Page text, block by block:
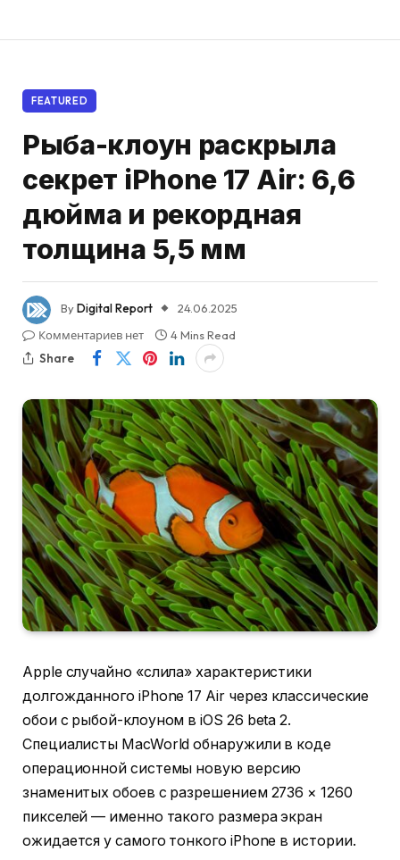
FEATURED
Рыба-клоун раскрыла
секрет iPhone 17 Air: 6,6
дюйма и рекордная
толщина 5,5 мм
ByDigital Report
24.06.2025
Комментариев нет
4 Mins Read
Share
Apple случайно «слила» характеристики
долгожданного iPhone 17 Air через классические
обои с рыбой-клоуном в iOS 26 beta 2.
Специалисты MacWorld обнаружили в коде
операционной системы новую версию
знаменитых обоев с разрешением 2736 × 1260
пикселей — именно такого размера экран
ожидается у самого тонкого iPhone в истории.